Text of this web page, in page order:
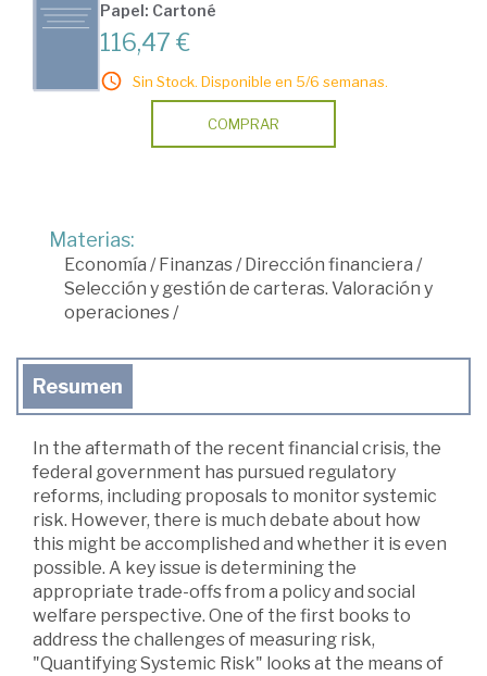
Papel: Cartoné
116,47 €
Sin Stock. Disponible en 5/6 semanas.
COMPRAR
Materias:
Economía / Finanzas/ Dirección financiera /
Selección y gestión de carteras. Valoración y
operaciones/
Resumen
In the aftermath of the recent financial crisis, the
federal government has pursued regulatory
reforms, including proposals to monitor systemic
risk. However, there is much debate about how
this might be accomplished and whether it is even
possible. A key issue is determining the
appropriate trade-offs from a policy and social
welfare perspective. One of the first books to
address the challenges of measuring risk,
"Quantifying Systemic Risk" looks at the means of